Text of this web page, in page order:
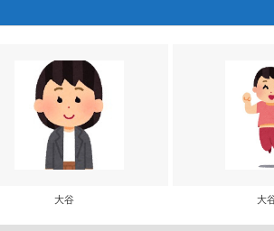
大谷 大